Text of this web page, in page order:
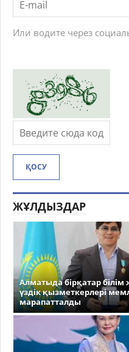
Или водите через
ҚОСУ
ЖҰЛДЫЗДАР
Алматыда бірқатар
үздік қызметкерлері
марапатталды